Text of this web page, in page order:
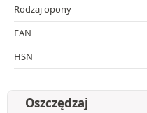
Rodzaj opony
EAN
HSN
Oszczędzaj